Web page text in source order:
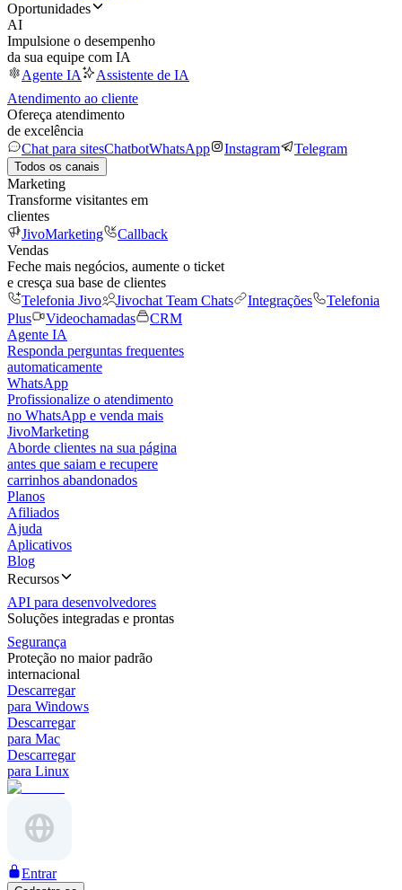
Oportunidades
AI
Impulsione o desempenho
da sua equipe com IA
Agente IA
Assistente de IA
Atendimento ao cliente
Ofereça atendimento
de excelência
Chat para sitesChatbotWhatsApp Instagram Telegram
Todos os canais
Marketing
Transforme visitantes em
clientes
JivoMarketing
Callback
Vendas
Feche mais negócios, aumente o ticket
e cresça sua base de clientes
Telefonia Jivo
Jivochat Team Chats Integrações
Telefonia
Plus
Videochamadas
CRM
Agente IA
Responda perguntas frequentes
automaticamente
WhatsApp
Profissionalize o atendimento
no WhatsApp e venda mais
JivoMarketing
Aborde clientes na sua página
antes que saiam e recupere
carrinhos abandonados
Planos
Afiliados
Ajuda
Aplicativos
Blog
Recursos
API para desenvolvedores
Soluções integradas e prontas
Segurança
Proteção no maior padrão
internacional
Descarregar
para Windows
Descarregar
para Mac
Descarregar
para Linux
Entrar